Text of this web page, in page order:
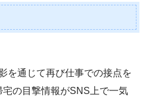
を通じて再び仕事での接点を
の目撃情報がSNS上で一気